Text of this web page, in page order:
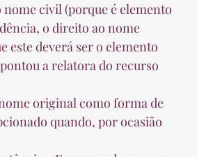
civil (porque é elemento
o direito ao nome
este deverá ser o elemento
a relatora do recurso
quando, por ocasião